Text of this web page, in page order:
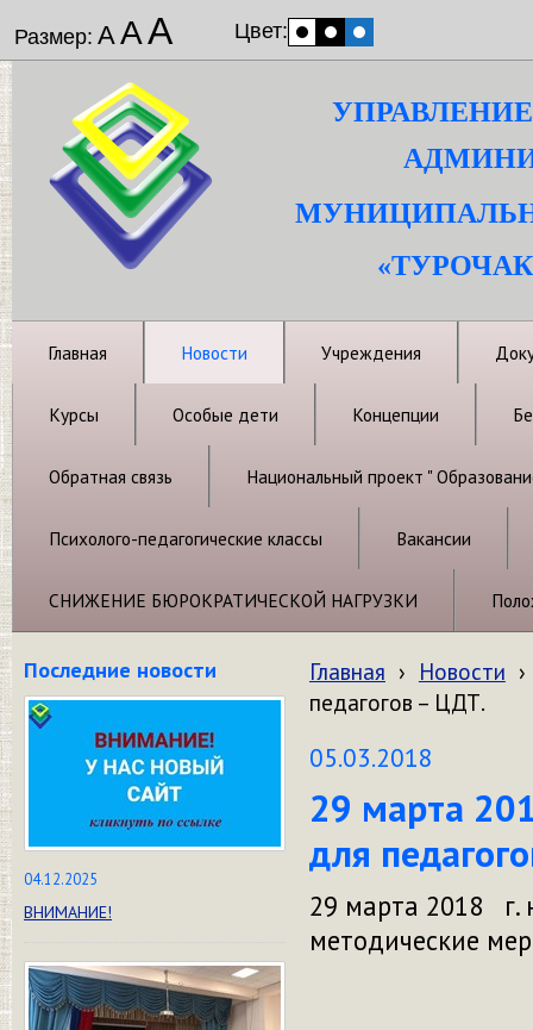
Размер: ААА Цвет:
Главная Новости Учреждения
Курсы Особые дети Концепции
Обратная связь Национальный проект "
Психолого-педагогические классы Вакансии
СНИЖЕНИЕ БЮРОКРАТИЧЕСКОЙ НАГРУЗКИ
Последние новости
04.12.2025
ВНИМАНИЕ!
Главная › Новости ›
педагогов – ЦДТ.
05.03.2018
29 марта
для
29 марта 2018
методические